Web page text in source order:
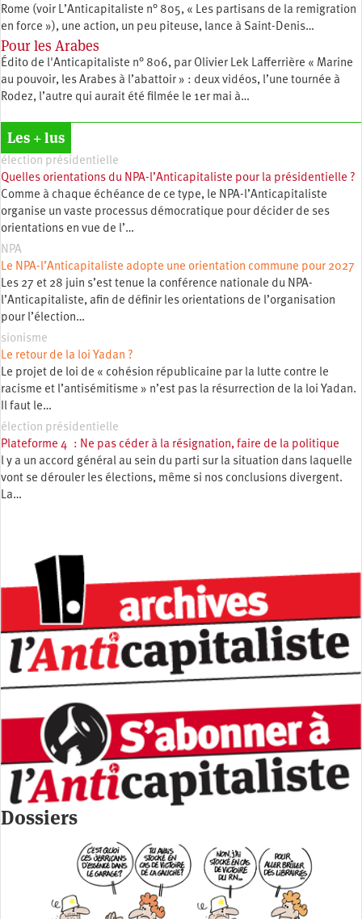
Rome (voir L’Anticapitaliste n° 805, « Les partisans de la remigration
en force »), une action, un peu piteuse, lance à Saint-Denis…
Pour les Arabes
Édito de l'Anticapitaliste n° 806, par Olivier Lek Lafferrière « Marine
au pouvoir, les Arabes à l’abattoir » : deux vidéos, l’une tournée à
Rodez, l’autre qui aurait été filmée le 1er mai à…
Les + lus
élection présidentielle
Quelles orientations du NPA-l’Anticapitaliste pour la présidentielle ?
Comme à chaque échéance de ce type, le NPA-l’Anticapitaliste
organise un vaste processus démocratique pour décider de ses
orientations en vue de l’…
NPA
Le NPA-l’Anticapitaliste adopte une orientation commune pour 2027
Les 27 et 28 juin s’est tenue la conférence nationale du NPA-
l’Anticapitaliste, afin de définir les orientations de l’organisation
pour l’élection…
sionisme
Le retour de la loi Yadan ?
Le projet de loi de « cohésion républicaine par la lutte contre le
racisme et l’antisémitisme » n’est pas la résurrection de la loi Yadan.
Il faut le…
élection présidentielle
Plateforme 4 : Ne pas céder à la résignation, faire de la politique
l y a un accord général au sein du parti sur la situation dans laquelle
vont se dérouler les élections, même si nos conclusions divergent.
La…
Dossiers